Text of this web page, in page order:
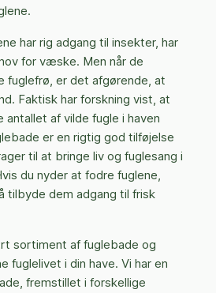
har rig adgang til insekter, har
for væske. Men når de
er det afgørende, at
Faktisk har forskning vist, at
antallet af vilde fugle i haven
er en rigtig god tilføjelse
til at bringe liv og fuglesang i
du nyder at fodre fuglene,
tilbyde dem adgang til frisk
sortiment af fuglebade og
fuglelivet i din have. Vi har en
fremstillet i forskellige